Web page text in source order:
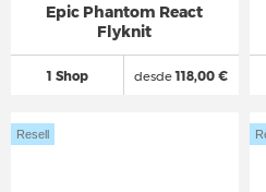
Epic Phantom React
Flyknit
1 Shop desde118,00 €
Resell